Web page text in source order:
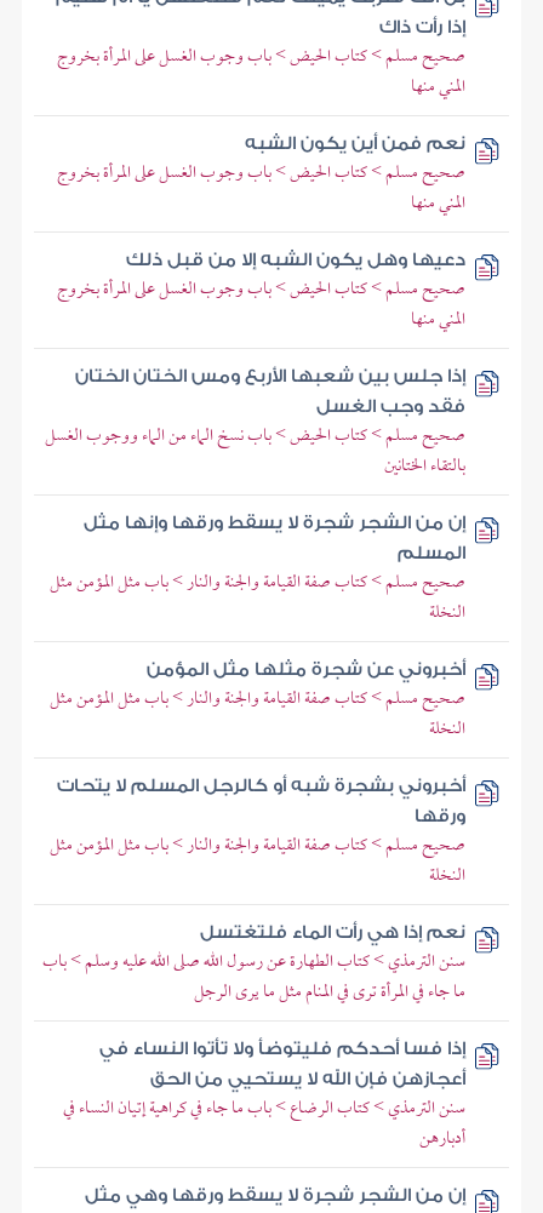
إذا رأت ذاك
صحيح مسلم > كتاب الحيض > باب وجوب الغسل على المرأة بخروج
المني منها
نعم فمن أين يكون الشبه
صحيح مسلم > كتاب الحيض > باب وجوب الغسل على المرأة بخروج
المني منها
دعيها وهل يكون الشبه إلا من قبل ذلك
صحيح مسلم > كتاب الحيض > باب وجوب الغسل على المرأة بخروج
المني منها
إذا جلس بين شعبها الأربع ومس الختان الختان
فقد وجب الغسل
صحيح مسلم > كتاب الحيض > باب نسخ الماء من الماء ووجوب الغسل
بالتقاء الختانين
إن من الشجر شجرة لا يسقط ورقها وإنها مثل
المسلم
صحيح مسلم > كتاب صفة القيامة والجنة والنار > باب مثل المؤمن مثل
النخلة
أخبروني عن شجرة مثلها مثل المؤمن
صحيح مسلم > كتاب صفة القيامة والجنة والنار > باب مثل المؤمن مثل
النخلة
أخبروني بشجرة شبه أو كالرجل المسلم لا يتحات
ورقها
صحيح مسلم > كتاب صفة القيامة والجنة والنار > باب مثل المؤمن مثل
النخلة
نعم إذا هي رأت الماء فلتغتسل
سنن الترمذي > كتاب الطهارة عن رسول الله صلى الله عليه وسلم > باب
ما جاء في المرأة ترى في المنام مثل ما يرى الرجل
إذا فسا أحدكم فليتوضأ ولا تأتوا النساء في
أعجازهن فإن الله لا يستحيي من الحق
سنن الترمذي > كتاب الرضاع > باب ما جاء في كراهية إتيان النساء في
أدبارهن
إن من الشجر شجرة لا يسقط ورقها وهي مثل